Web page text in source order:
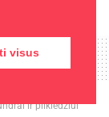
ir plikledžiui
visus